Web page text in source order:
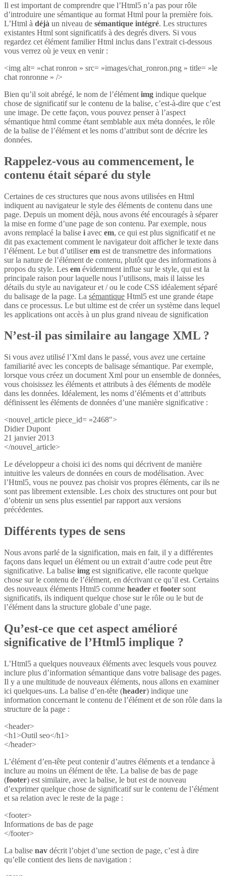
Il est important de comprendre que l’Html5 n’a pas pour rôle
d’introduire une sémantique au format Html pour la première fois.
L’Html à déjà un niveau de sémantique intégré. Les structures
existantes Html sont significatifs à des degrés divers. Si vous
regardez cet élément familier Html inclus dans l’extrait ci-dessous
vous verrez où je veux en venir :
<img alt= »chat ronron » src= »images/chat_ronron.png » title= »le
chat ronronne » />
Bien qu’il soit abrégé, le nom de l’élément img indique quelque
chose de significatif sur le contenu de la balise, c’est-à-dire que c’est
une image. De cette façon, vous pouvez penser à l’aspect
sémantique html comme étant semblable aux méta données, le rôle
de la balise de l’élément et les noms d’attribut sont de décrire les
données.
Rappelez-vous au commencement, le
contenu était séparé du style
Certaines de ces structures que nous avons utilisées en Html
indiquent au navigateur le style des éléments de contenu dans une
page. Depuis un moment déjà, nous avons été encouragés à séparer
la mise en forme d’une page de son contenu. Par exemple, nous
avons remplacé la balise i avec em, ce qui est plus significatif et ne
dit pas exactement comment le navigateur doit afficher le texte dans
l’élément. Le but d’utiliserem est de transmettre des informations
sur la nature de l’élément de contenu, plutôt que des informations à
propos du style. Les em évidemment influe sur le style, qui est la
principale raison pour laquelle nous l’utilisons, mais il laisse les
détails du style au navigateur et / ou le code CSS idéalement séparé
du balisage de la page. La sémantique Html5 est une grande étape
dans ce processus. Le but ultime est de créer un système dans lequel
les applications ont accès à un plus grand niveau de signification
N’est-il pas similaire au langage XML ?
Si vous avez utilisé l’Xml dans le passé, vous avez une certaine
familiarité avec les concepts de balisage sémantique. Par exemple,
lorsque vous créez un document Xml pour un ensemble de données,
vous choisissez les éléments et attributs à des éléments de modèle
dans les données. Idéalement, les noms d’éléments et d’attributs
définissent les éléments de données d’une manière significative :
<nouvel_article piece_id= »2468″>
Didier Dupont
21 janvier 2013
</nouvel_article>
Le développeur a choisi ici des noms qui décrivent de manière
intuitive les valeurs de données en cours de modélisation. Avec
l’Html5, vous ne pouvez pas choisir vos propres éléments, car ils ne
sont pas librement extensible. Les choix des structures ont pour but
d’obtenir un sens plus essentiel par rapport aux versions
précédentes.
Différents types de sens
Nous avons parlé de la signification, mais en fait, il y a différentes
façons dans lequel un élément ou un extrait d’autre code peut être
significative. La balise img est significative, elle raconte quelque
chose sur le contenu de l’élément, en décrivant ce qu’il est. Certains
des nouveaux éléments Html5 comme header et footer sont
significatifs, ils indiquent quelque chose sur le rôle ou le but de
l’élément dans la structure globale d’une page.
Qu’est-ce que cet aspect amélioré
significative de l’Html5 implique ?
L’Html5 a quelques nouveaux éléments avec lesquels vous pouvez
inclure plus d’information sémantique dans votre balisage des pages.
Il y a une multitude de nouveaux éléments, nous allons en examiner
ici quelques-uns. La balise d’en-tête (header) indique une
information concernant le contenu de l’élément et de son rôle dans la
structure de la page :
<header>
<h1>Outil seo</h1>
</header>
L’élément d’en-tête peut contenir d’autres éléments et a tendance à
inclure au moins un élément de tête. La balise de bas de page
(footer) est similaire, avec la balise, le but est de nouveau
d’exprimer quelque chose de significatif sur le contenu de l’élément
et sa relation avec le reste de la page :
<footer>
Informations de bas de page
</footer>
La balise nav décrit l’objet d’une section de page, c’est à dire
qu’elle contient des liens de navigation :